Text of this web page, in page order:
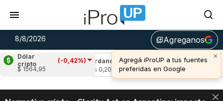
8/8/2026 library_addAgreganos
Dólar
cripto
(-0,42%)
$ 1564,95
Cardano
(1,03%)
Avalanche
u$s 6,54
ALERTA